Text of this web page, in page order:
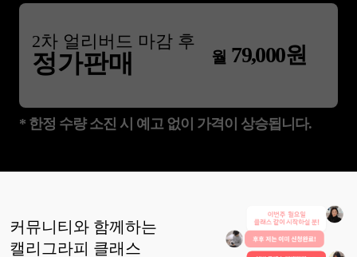
2차 얼리버드 마감 후
정가판매 월 79,000원
* 한정 수량 소진 시 예고 없이 가격이 상승됩니다.
커뮤니티와 함께하는
캘리그라피 클래스